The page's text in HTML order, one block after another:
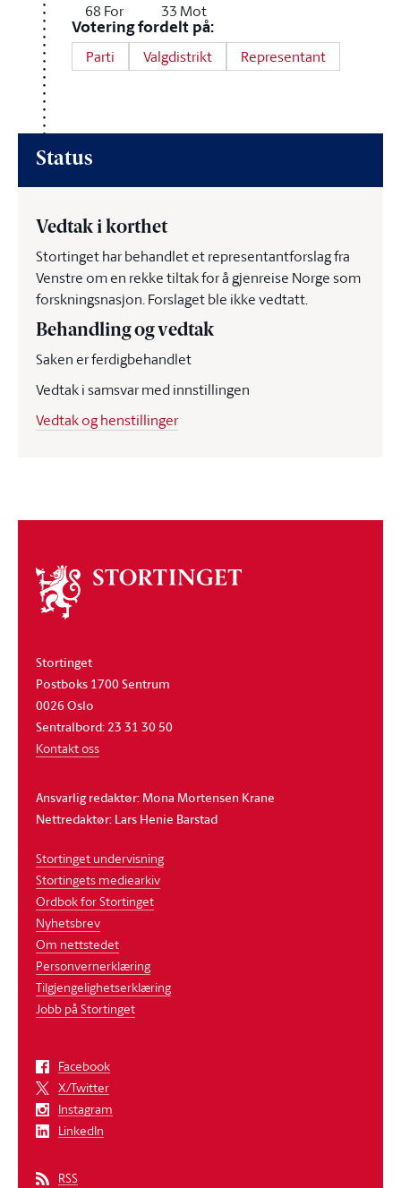
68 For 33 Mot
Votering fordelt på:
Parti Valgdistrikt Representant
Status
Vedtak i korthet
Stortinget har behandlet et representantforslag fra
Venstre om en rekke tiltak for å gjenreise Norge som
forskningsnasjon. Forslaget ble ikke vedtatt.
Behandling og vedtak
Saken er ferdigbehandlet
Vedtak i samsvar med innstillingen
Vedtak og henstillinger
Om
stortinget
Stortinget
Postboks 1700 Sentrum
0026 Oslo
Sentralbord: 23 31 30 50
Kontakt oss
Ansvarlig redaktør: Mona Mortensen Krane
Nettredaktør: Lars Henie Barstad
Stortinget undervisning
Stortingets mediearkiv
Ordbok for Stortinget
Nyhetsbrev
Om nettstedet
Personvernerklæring
Tilgjengelighetserklæring
Jobb på Stortinget
Facebook
X/Twitter
Instagram
LinkedIn
RSS